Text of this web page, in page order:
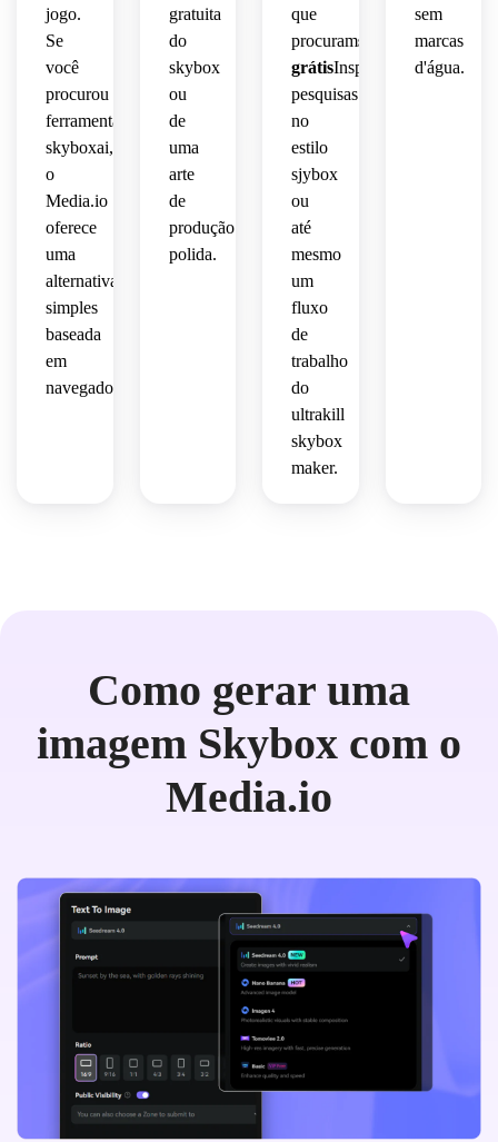
jogo.
Se
você
procurou
ferramentas
skyboxai,
o
Media.io
oferece
uma
alternativa
simples
baseada
em
navegador.
gratuita
do
skybox
ou
de
uma
arte
de
produção
polida.
que
procuramskybox
grátisInspiração,
pesquisas
no
estilo
sjybox
ou
até
mesmo
um
fluxo
de
trabalho
do
ultrakill
skybox
maker.
sem
marcas
d'água.
Como gerar uma
imagem Skybox com o
Media.io